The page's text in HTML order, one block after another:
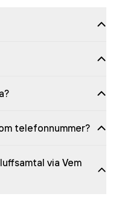
telefonnummer?
via Vem